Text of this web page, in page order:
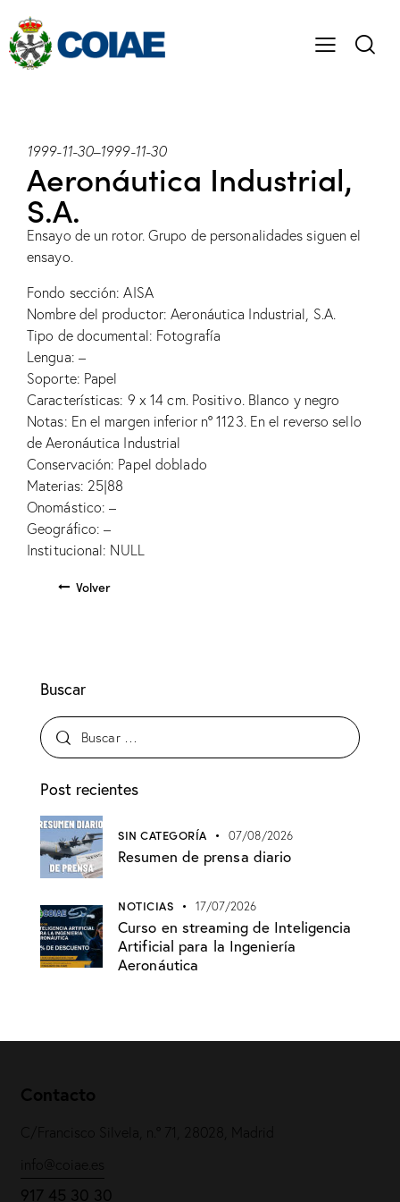
1999-11-30–1999-11-30
Aeronáutica Industrial,
S.A.
Ensayo de un rotor. Grupo de personalidades siguen el
ensayo.
Fondo sección: AISA
Nombre del productor: Aeronáutica Industrial, S.A.
Tipo de documental: Fotografía
Lengua: –
Soporte: Papel
Características: 9 x 14 cm. Positivo. Blanco y negro
Notas: En el margen inferior nº 1123. En el reverso sello
de Aeronáutica Industrial
Conservación: Papel doblado
Materias: 25|88
Onomástico: –
Geográfico: –
Institucional: NULL
Volver
Buscar
Post recientes
SIN CATEGORÍA 07/08/2026
Resumen de prensa diario
NOTICIAS 17/07/2026
Curso en streaming de Inteligencia
Artificial para la Ingeniería
Aeronáutica
Contacto
C/Francisco Silvela, n.º 71, 28028, Madrid
info@coiae.es
917 45 30 30